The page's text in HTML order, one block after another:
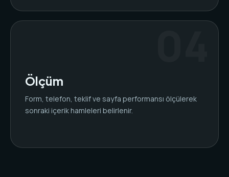
Ölçüm
Form, telefon, teklif ve sayfa performansı ölçülerek
sonraki içerik hamleleri belirlenir.